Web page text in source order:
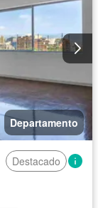
Departamento
Destacado